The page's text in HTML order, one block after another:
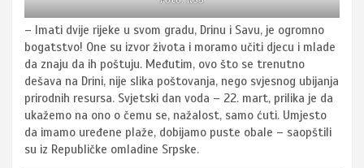
– Imati dvije rijeke u svom gradu, Drinu i Savu, je ogromno
bogatstvo! One su izvor života i moramo učiti djecu i mlade
da znaju da ih poštuju. Međutim, ovo što se trenutno
dešava na Drini, nije slika poštovanja, nego svjesnog ubijanja
prirodnih resursa. Svjetski dan voda – 22. mart, prilika je da
ukažemo na ono o čemu se, nažalost, samo ćuti. Umjesto
da imamo uređene plaže, dobijamo puste obale – saopštili
su iz Republičke omladine Srpske.